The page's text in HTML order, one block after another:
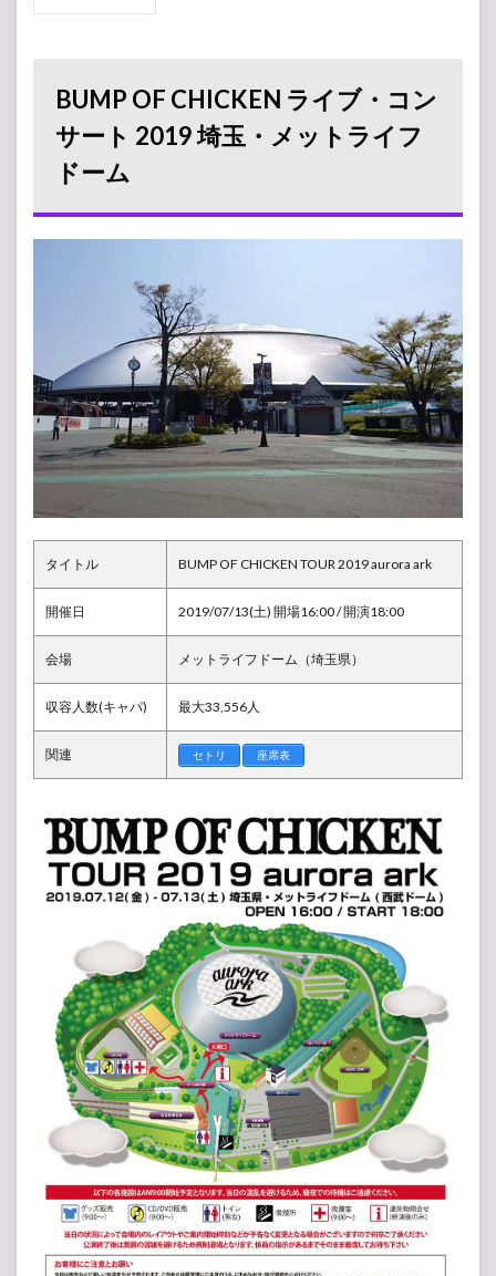
ライブ・
コンサー
ト 2019
埼玉・メ
ットライ
フドーム
1.1
セッ
1.2
アリ
ーナ
構
座席
表
1.3
ライ
ブレ
想）
ント
2
TOUR
2019
aurora
ark ツア
ール
【ア
ンケ
ー
ト】
人気
投票
所
BUMP OF CHICKEN ライブ・コン
サート 2019 埼玉・メットライフ
ドーム
タイトル BUMP OF CHICKEN TOUR 2019 aurora ark
開催日 2019/07/13(土) 開場16:00 / 開演18:00
会場 メットライフドーム（埼玉県）
収容人数(キャパ) 最大33,556人
関連 セトリ 座席表